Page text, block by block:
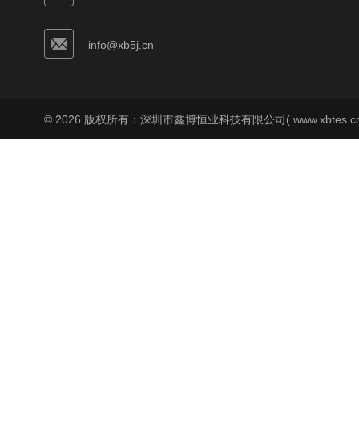
info@xb5j.cn
© 2026 版权所有：深圳市鑫博恒业科技有限公司(